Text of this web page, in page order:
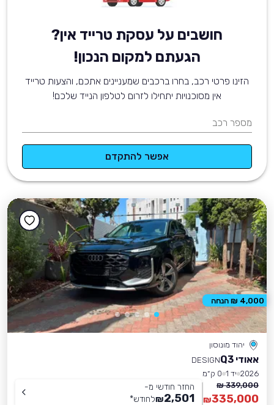
חושבים על עסקת טרייד אין?
הגעתם למקום הנכון!
הזינו פרטי רכב, בחרו ברכבים שמעניינים אתכם, והצעות טרייד
אין מסוכנויות יתחילו לזרום לטלפון הנייד שלכם!
מספר רכב
אפשר להתקדם
יהוד מונוסון
אאודי Q3
DESIGN
2026 יד 1
0 ק״מ
339,000 ₪
335,000
₪
החזר חודשי מ-
2,501
₪לחודש*
4,000 ₪ הנחה